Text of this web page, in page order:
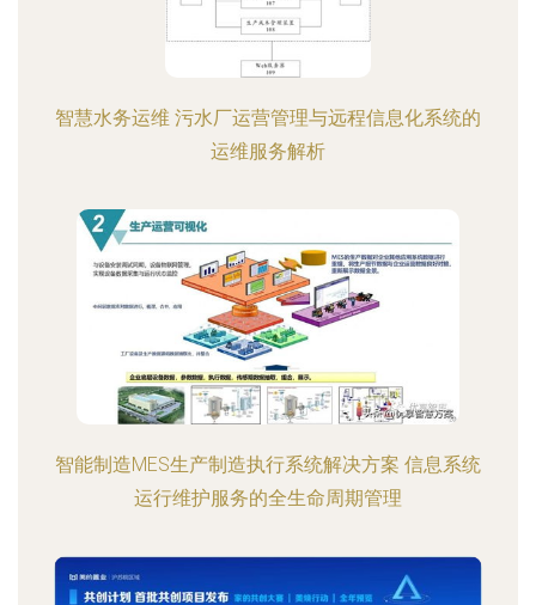
智慧水务运维 污水厂运营管理与远程信息化系统的
运维服务解析
智能制造MES生产制造执行系统解决方案 信息系统
运行维护服务的全生命周期管理